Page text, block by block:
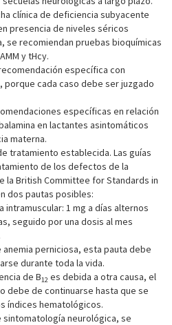
clínica de deficiencia subyacente
presencia de niveles séricos
se recomiendan pruebas bioquímicas
y tHcy.
específica con
cada caso debe ser juzgado
específicas en relación
en lactantes asintomáticos
materna.
tratamiento establecida. Las guías
de los defectos de la
la British Committee for Standards in
dos pautas posibles:
intramuscular: 1 mg a días alternos
seguido por una dosis al mes
anemia perniciosa, esta pauta debe
durante toda la vida.
de B12 es debida a otra causa, el
debe de continuarse hasta que se
índices hematológicos.
sintomatología neurológica, se